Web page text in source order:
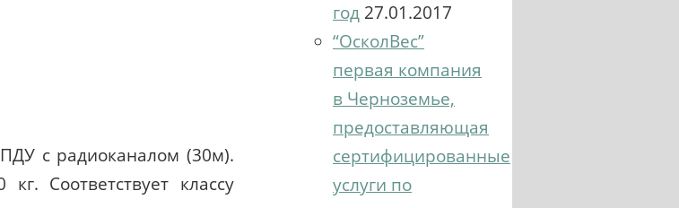
с радиоканалом (30м).
Соответствует классу
год 27.01.2017
“ОсколВес”
первая компания
в Черноземье,
предоставляющая
сертифицированные
услуги по